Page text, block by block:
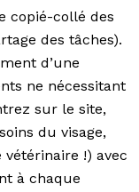
copié-collé des
des tâches).
d’une
ne nécessitant
sur le site,
du visage,
!) avec
à chaque